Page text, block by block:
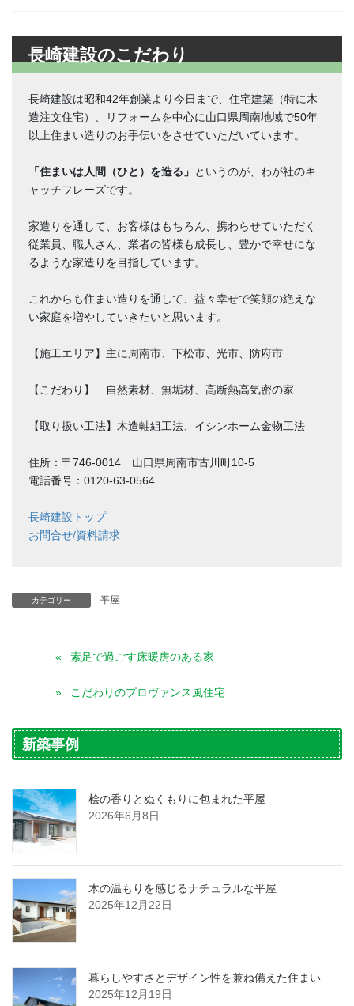
長崎建設のこだわり
長崎建設は昭和42年創業より今日まで、住宅建築（特に木
造注文住宅）、リフォームを中心に山口県周南地域で50年
以上住まい造りのお手伝いをさせていただいています。
「住まいは人間（ひと）を造る」 というのが、わが社のキ
ャッチフレーズです。
家造りを通して、お客様はもちろん、携わらせていただく
従業員、職人さん、業者の皆様も成長し、豊かで幸せにな
るような家造りを目指しています。
これからも住まい造りを通して、益々幸せで笑顔の絶えな
い家庭を増やしていきたいと思います。
【施工エリア】主に周南市、下松市、光市、防府市
【こだわり】 自然素材、無垢材、高断熱高気密の家
【取り扱い工法】木造軸組工法、イシンホーム金物工法
住所：〒746-0014 山口県周南市古川町10-5
電話番号：0120-63-0564
長崎建設トップ
お問合せ/資料請求
カテゴリー 平屋
素足で過ごす床暖房のある家
こだわりのプロヴァンス風住宅
新築事例
桧の香りとぬくもりに包まれた平屋
2026年6月8日
木の温もりを感じるナチュラルな平屋
2025年12月22日
暮らしやすさとデザイン性を兼ね備えた住まい
2025年12月19日